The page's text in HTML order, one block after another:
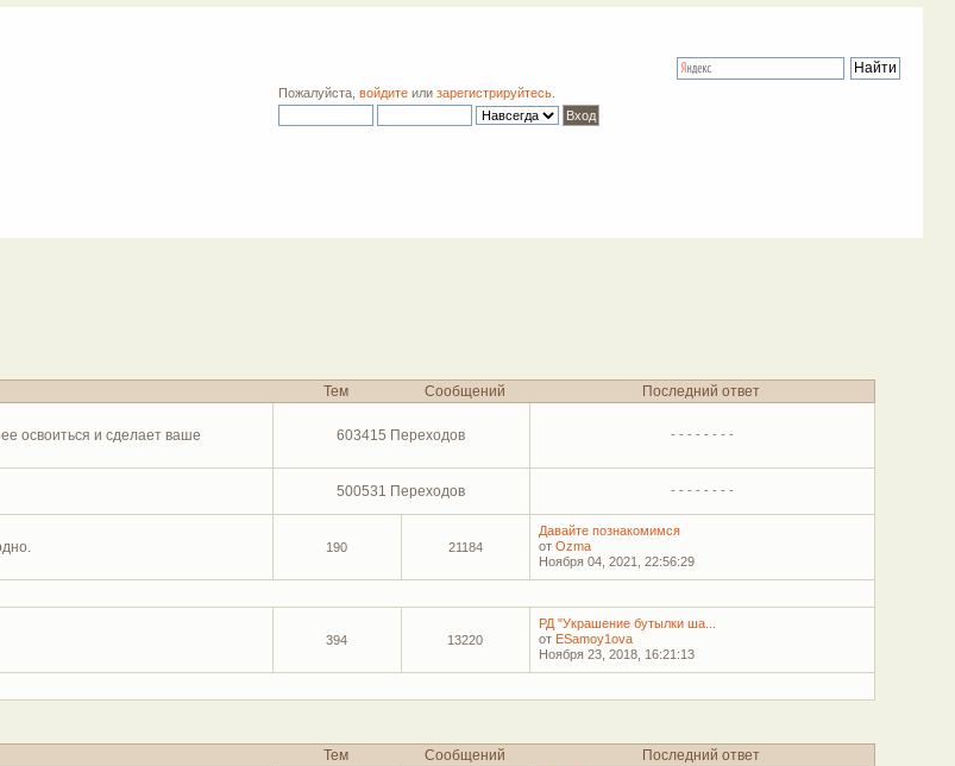
Пожалуйста,войдите илизарегистрируйтесь
Тем Сообщений
Последний ответ
освоиться и сделает ваше
603415 Переходов - - - - - - - -
500531 Переходов - - - - - - - -
190 21184
Давайте познакомимся
отOzma
Ноября 04, 2021, 22:56:29
394 13220
РД "Украшение бутылки ша...
от ESamoy1ova
Ноября 23, 2018, 16:21:13
Тем Сообщений Последний ответ